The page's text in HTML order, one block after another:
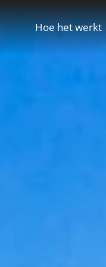
Hoe het werkt